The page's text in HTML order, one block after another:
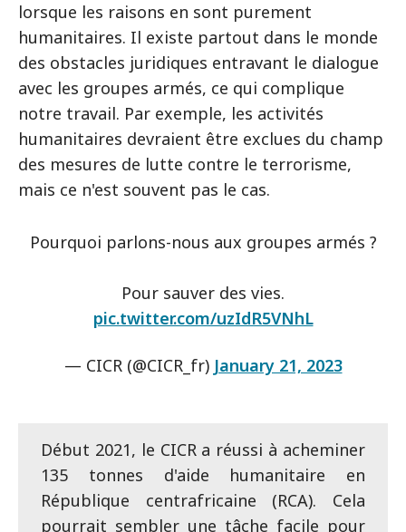
lorsque les raisons en sont purement
humanitaires. Il existe partout dans le monde
des obstacles juridiques entravant le dialogue
avec les groupes armés, ce qui complique
notre travail. Par exemple, les activités
humanitaires devraient être exclues du champ
des mesures de lutte contre le terrorisme,
mais ce n'est souvent pas le cas.
Pourquoi parlons-nous aux groupes armés ?
Pour sauver des vies.
pic.twitter.com/uzIdR5VNhL
— CICR (@CICR_fr) January 21, 2023
Début 2021, le CICR a réussi à acheminer
135 tonnes d'aide humanitaire en
République centrafricaine (RCA). Cela
pourrait sembler une tâche facile pour